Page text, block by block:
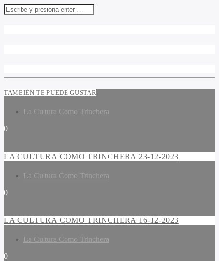
TAMBIÉN TE PUEDE GUSTAR
La Cultura Como Trinchera
0
LA CULTURA COMO TRINCHERA 23-12-2023
La Cultura Como Trinchera
0
LA CULTURA COMO TRINCHERA 16-12-2023
La Cultura Como Trinchera
0